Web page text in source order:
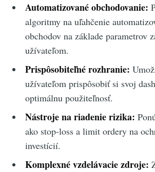
Automatizované obchodovanie:
algoritmy na uľahčenie
obchodov na základe parametrov
užívateľom.
Prispôsobiteľné rozhranie:
užívateľom prispôsobiť si svoj
optimálnu použiteľnosť.
Nástroje na riadenie rizika:
ako stop-loss a limit ordery na
investícií.
Komplexné vzdelávacie zdroje: